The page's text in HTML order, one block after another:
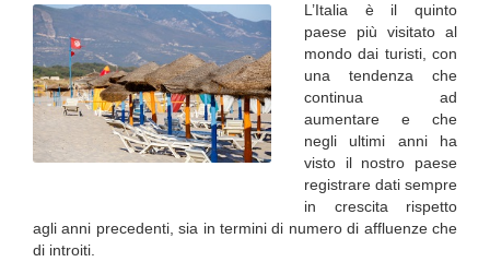
L’Italia è il quinto
paese più visitato al
mondo dai turisti, con
una tendenza che
continua ad
aumentare e che
negli ultimi anni ha
visto il nostro paese
registrare dati sempre
in crescita rispetto
agli anni precedenti, sia in termini di numero di affluenze che
di introiti.